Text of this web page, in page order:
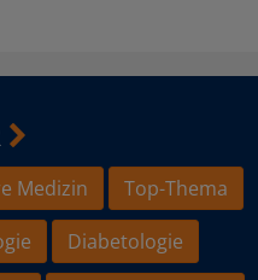
Medizin
Top-Thema
Diabetologie